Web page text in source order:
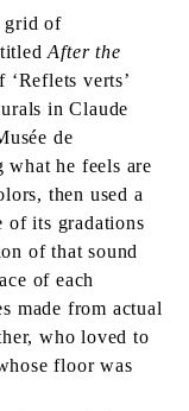
grid of
titledAfter the
verts’
in Claude
de
what he feels are
then used a
of its gradations
of that sound
of each
made from actual
who loved to
floor was